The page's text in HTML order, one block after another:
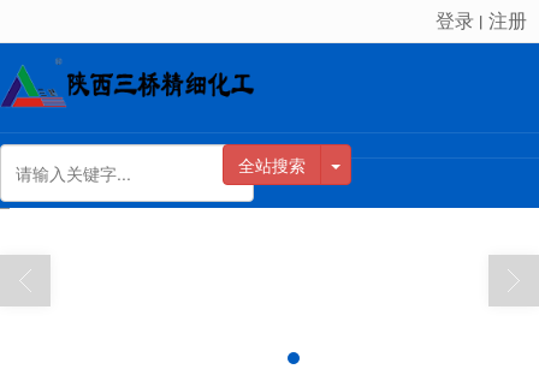
很遗憾，因您的浏览器版本过低导致无法获得最佳浏览体验，推荐下载安装谷歌浏览器！
登录 丨 注册
全站搜索